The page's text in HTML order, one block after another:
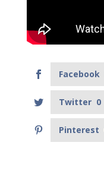
Facebook
Twitter 0
Pinterest